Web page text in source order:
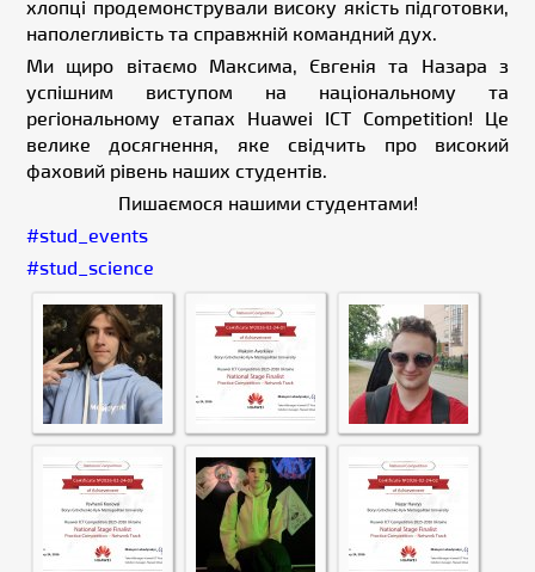
хлопці продемонстрували високу якість підготовки,
наполегливість та справжній командний дух.
Ми щиро вітаємо Максима, Євгенія та Назара з
успішним виступом на національному та
регіональному етапах Huawei ICT Competition! Це
велике досягнення, яке свідчить про високий
фаховий рівень наших студентів.
Пишаємося нашими студентами!
#stud_events
#stud_science